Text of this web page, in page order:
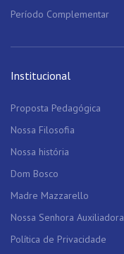
Período Complementar
Institucional
Proposta Pedagógica
Nossa Filosofia
Nossa história
Dom Bosco
Madre Mazzarello
Nossa Senhora Auxiliadora
Política de Privacidade